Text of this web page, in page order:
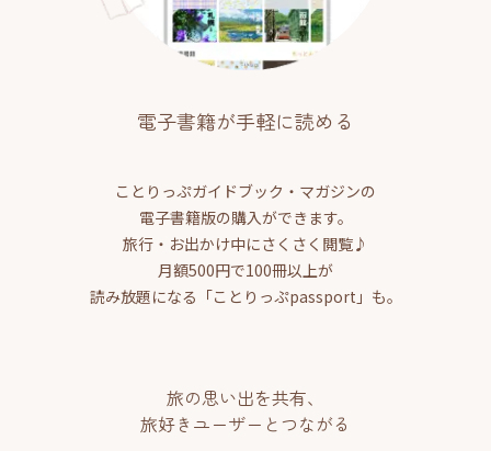
電子書籍が手軽に読める
ことりっぷガイドブック・マガジンの
電子書籍版の購入ができます。
旅行・お出かけ中にさくさく閲覧♪
月額500円で100冊以上が
読み放題になる「ことりっぷpassport」も。
旅の思い出を共有、
旅好きユーザーとつながる